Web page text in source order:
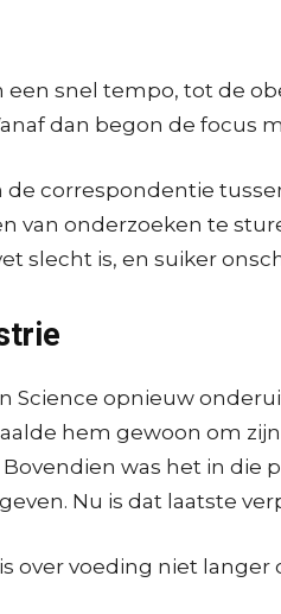
snel tempo, tot de
dan begon de focus
de correspondentie
van onderzoeken te
slecht is, en suiker
Science opnieuw
hem gewoon om
was het in
Nu is dat laatste
over voeding niet